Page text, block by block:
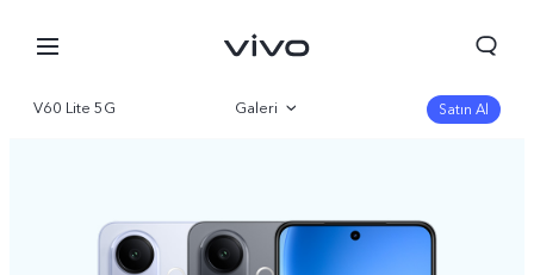
V60 Lite 5G Galeri
Parametre
Satın Al